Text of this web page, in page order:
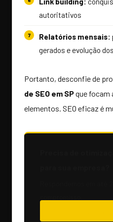
autoritativos
Relatórios mensais:
gerados e evolução
Portanto, desconfie de
de SEO em SPque focam
elementos. SEO eficaz é